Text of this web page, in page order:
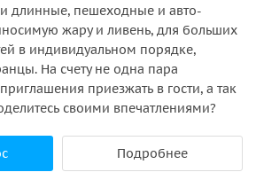
длинные, пешеходные и авто-
жару и ливень, для больших
в индивидуальном порядке,
На счету не одна пара
приезжать в гости, а так
своими впечатлениями?
Подробнее